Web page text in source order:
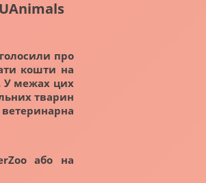
про
кошти на
У межах цих
тварин
або на